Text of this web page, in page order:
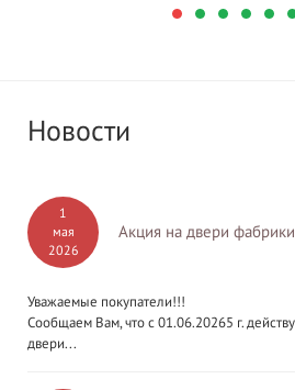
Новости
1
мая
2026
Акция на двери
Уважаемые покупатели!!!
Сообщаем Вам, что с 01.06.20265 г.
двери...